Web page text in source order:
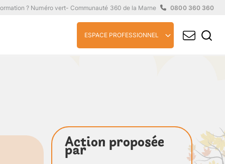
? Numéro vert- Communauté 360 de la Marne 0800 360 360
ESPACE PROFESSIONNEL
Action proposée
par